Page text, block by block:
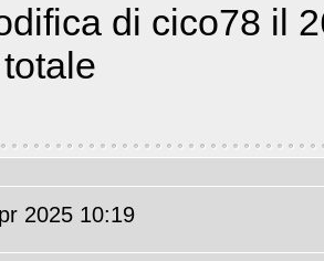
di cico78 il
2025 10:19